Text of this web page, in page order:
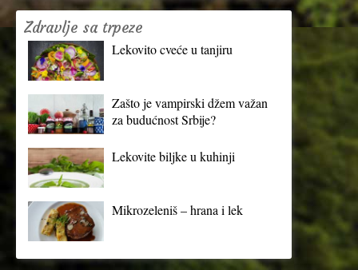
Zdravlje sa trpeze
Lekovito cveće u tanjiru
Zašto je vampirski džem važan
za budućnost Srbije?
Lekovite biljke u kuhinji
Mikrozeleniš – hrana i lek